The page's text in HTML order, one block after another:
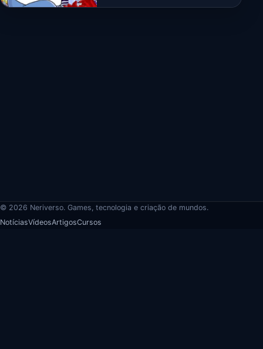
© 2026 Neriverso. Games, tecnologia e criação de mundos.
NotíciasVídeosArtigosCursos